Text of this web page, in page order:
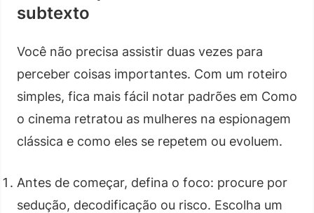
subtexto
Você não precisa assistir duas vezes para
perceber coisas importantes. Com um roteiro
simples, fica mais fácil notar padrões em Como
o cinema retratou as mulheres na espionagem
clássica e como eles se repetem ou evoluem.
Antes de começar, defina o foco: procure por
sedução, decodificação ou risco. Escolha um